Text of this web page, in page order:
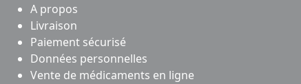
A propos
Livraison
Paiement sécurisé
Données personnelles
Vente de médicaments en ligne